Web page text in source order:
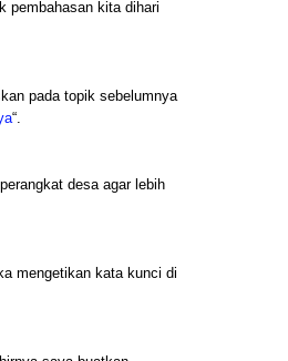
pembahasan kita dihari
pada topik sebelumnya
“.
desa agar lebih
mengetikan kata kunci di